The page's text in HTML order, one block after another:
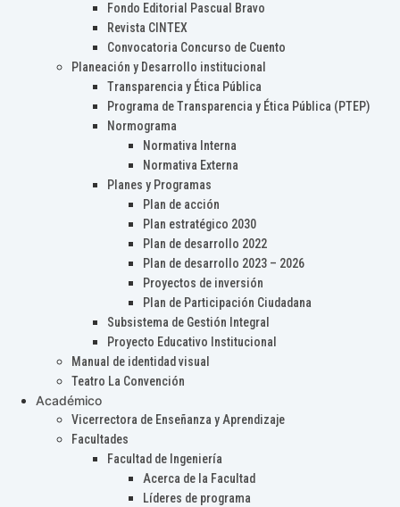
Fondo Editorial Pascual Bravo
Revista CINTEX
Convocatoria Concurso de Cuento
Planeación y Desarrollo institucional
Transparencia y Ética Pública
Programa de Transparencia y Ética Pública (PTEP)
Normograma
Normativa Interna
Normativa Externa
Planes y Programas
Plan de acción
Plan estratégico 2030
Plan de desarrollo 2022
Plan de desarrollo 2023 – 2026
Proyectos de inversión
Plan de Participación Ciudadana
Subsistema de Gestión Integral
Proyecto Educativo Institucional
Manual de identidad visual
Teatro La Convención
Académico
Vicerrectora de Enseñanza y Aprendizaje
Facultades
Facultad de Ingeniería
Acerca de la Facultad
Líderes de programa